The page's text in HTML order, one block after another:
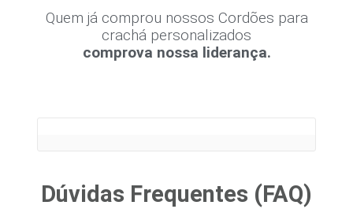
Quem já comprou nossos Cordões para
crachá personalizados
comprova nossa liderança.
Dúvidas Frequentes (FAQ)